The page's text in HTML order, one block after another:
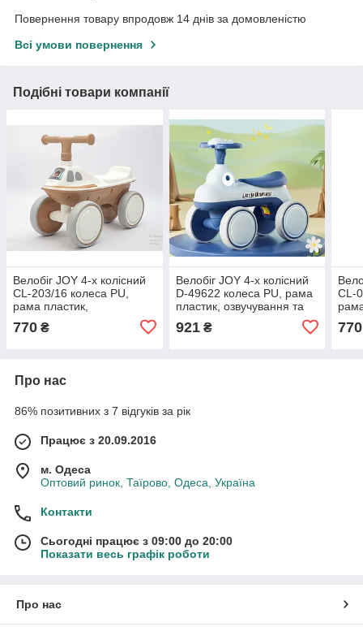
Повернення товару впродовж 14 днів за домовленістю
Всі умови повернення
Подібні товари компанії
Велобіг JOY 4-х колісний
CL-203/16 колеса PU,
рама пластик,
підсвічування
770 ₴
Велобіг JOY 4-х колісний
D-49622 колеса PU, рама
пластик, озвучування та
921₴
CL-
770
Про нас
86% позитивних з 7 відгуків за рік
Працює з 20.09.2016
м. Одеса
Оптовий ринок, Таїрово, Одеса, Україна
Контакти
Сьогодні працює з 09:00 до 20:00
Показати весь графік роботи
Про нас